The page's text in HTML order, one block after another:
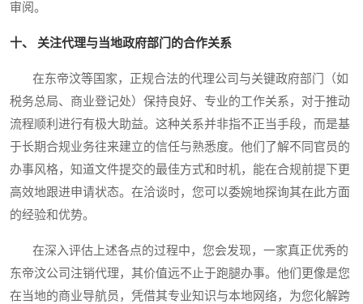
审阅。
十、 关注代理与当地政府部门的合作关系
在东帝汶等国家，正规合法的代理公司与关键政府部门（如
税务总局、商业登记处）保持良好、专业的工作关系，对于推动
流程顺利进行有极大助益。这种关系并非指不正当手段，而是基
于长期合规业务往来建立的信任与熟悉度。他们了解不同官员的
办事风格，知道文件提交的最佳方式和时机，能在合规前提下更
高效地跟进申请状态。在洽谈时，您可以委婉地探询其在此方面
的经验和优势。
在深入评估上述各点的过程中，您会发现，一家真正优秀的
东帝汶公司注销代理，其价值远不止于跑腿办事。他们更像是您
在当地的商业导航员，凭借其专业知识与本地网络，为您化解跨